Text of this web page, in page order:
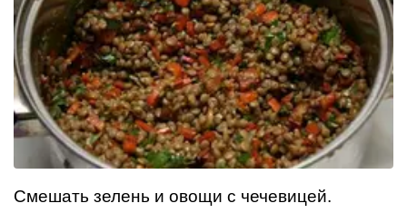
Смешать зелень и овощи с чечевицей.